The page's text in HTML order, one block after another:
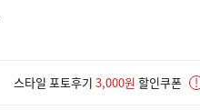
스타일 포토후기 3,000원 할인쿠폰 !